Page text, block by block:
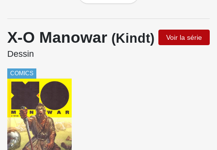
X-O Manowar (Kindt) Voir la série
Dessin
COMICS